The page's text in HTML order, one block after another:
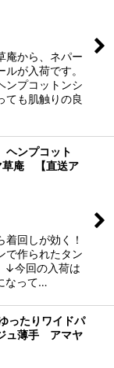
庵から、ネパー
が入荷です。
ンプコットンシ
ても肌触りの良
ンプコット
庵 【直送ア
回しが効く！
で作られたタン
↓今回の入荷は
なって…
ったりワイドパ
ュ薄手 アマヤ